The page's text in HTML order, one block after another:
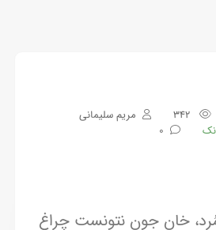
مریم سلیمانی
0
خان جون نتونست چراغ